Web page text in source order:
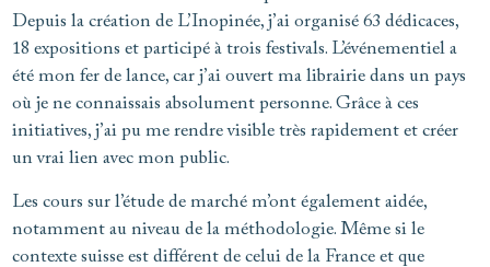
Depuis la création de L’Inopinée, j’ai organisé 63 dédicaces,
18 expositions et participé à trois festivals. L’événementiel a
été mon fer de lance, car j’ai ouvert ma librairie dans un pays
où je ne connaissais absolument personne. Grâce à ces
initiatives, j’ai pu me rendre visible très rapidement et créer
un vrai lien avec mon public.
Les cours sur l’étude de marché m’ont également aidée,
notamment au niveau de la méthodologie. Même si le
contexte suisse est différent de celui de la France et que